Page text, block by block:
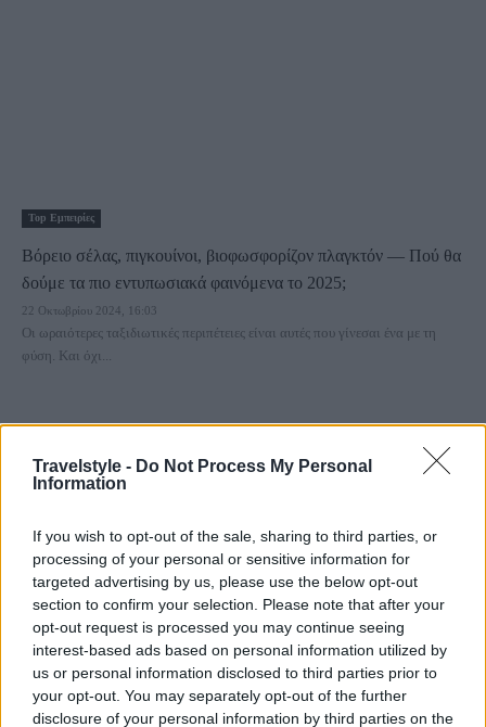
Travelstyle - Do Not Process My Personal
Information
If you wish to opt-out of the sale, sharing to third parties, or
processing of your personal or sensitive information for
targeted advertising by us, please use the below opt-out
section to confirm your selection. Please note that after your
opt-out request is processed you may continue seeing
interest-based ads based on personal information utilized by
us or personal information disclosed to third parties prior to
your opt-out. You may separately opt-out of the further
disclosure of your personal information by third parties on the
Τοp Εμπειρίες
Βόρειο σέλας, πιγκουίνοι, βιοφωσφορίζον πλαγκτόν — Πού θα
δούμε τα πιο εντυπωσιακά φαινόμενα το 2025;
22 Οκτωβρίου 2024, 16:03
Οι ωραιότερες ταξιδιωτικές περιπέτειες είναι αυτές που γίνεσαι ένα με τη
φύση. Και όχι...
Trip Ideas
Τα πιο οικονομικά μέρη στον κόσμο για να δείτε το Βόρειο
Σέλας
17 Σεπτεμβρίου 2024, 15:51
Εάν δεν έχετε δει ποτέ το Βόρειο Σέλας, το εντυπωσιακό φυσικό φαινόμενο
όπου δημιουργούνται...